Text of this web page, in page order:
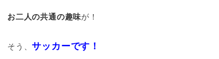
お二人の共通の趣味が！
そう、サッカーです！